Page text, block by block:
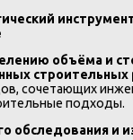
объёма и
строительных
сочетающих
подходы.
обследования и